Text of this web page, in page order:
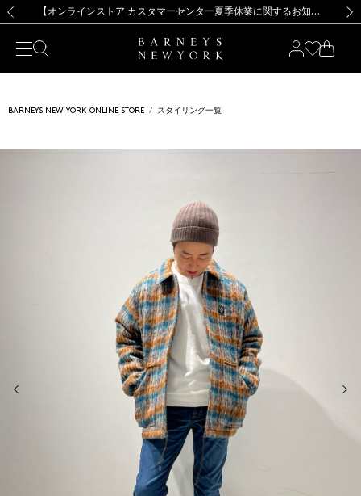
新規登録のお客様も対象！＜MY BARNEYS＞会員のお客様は11,000円（税込）以上のお買上げで常時送料無料！お買い物の際は会員登録を！
【夏季休業に伴う出荷一時停止のお知らせ】(2026.8.7) 【オンラインストア カスタマーセンター夏季休業に関するお知らせ】（2026.8.7）
【夏季休業に伴う返品・交換承り一時停止のお知らせ】（2026.8.5）
熊本県を中心とした地震の影響によるお荷物のお届けについて
【開催中】SUMMER SALEのご案内・ご注意事項 新規登録のお客様も対象！＜MY BARNEYS＞会員のお客様は11,000円（税込）以上のお買上げで常時送料無料！お買い物の際は会員登録を！
【夏季休業に伴う出荷一時停止のお知らせ】(2026.8.7)
BARNEYS NEW YORK ONLINE STORE スタイリング一覧